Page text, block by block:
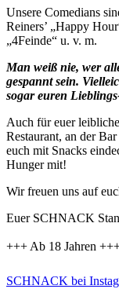
Unsere Comedians
Reiners’ „Happy
„4Feinde“ u. v. m.
Man weiß nie, wer
gespannt sein.
sogar euren
Auch für euer
Restaurant, an der
euch mit Snacks
Hunger mit!
Wir freuen uns auf
Euer SCHNACK
+++ Ab 18 Jahren
SCHNACK bei